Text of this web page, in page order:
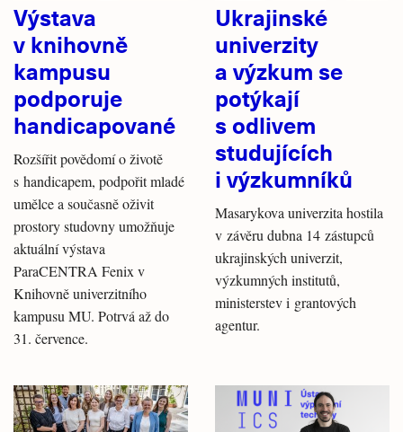
Výstava
v knihovně
kampusu
podporuje
handicapované
Rozšířit povědomí o životě
s handicapem, podpořit mladé
umělce a současně oživit
prostory studovny umožňuje
aktuální výstava
ParaCENTRA Fenix v
Knihovně univerzitního
kampusu MU. Potrvá až do
31. července.
Ukrajinské
univerzity
a výzkum se
potýkají
s odlivem
studujících
i výzkumníků
Masarykova univerzita hostila
v závěru dubna 14 zástupců
ukrajinských univerzit,
výzkumných institutů,
ministerstev i grantových
agentur.